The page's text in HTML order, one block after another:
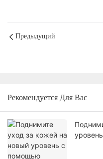
Предыдущий
Рекомендуется Для Вас